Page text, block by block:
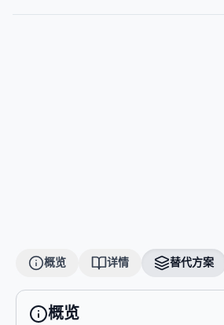
概览 详情 替代方案
概览